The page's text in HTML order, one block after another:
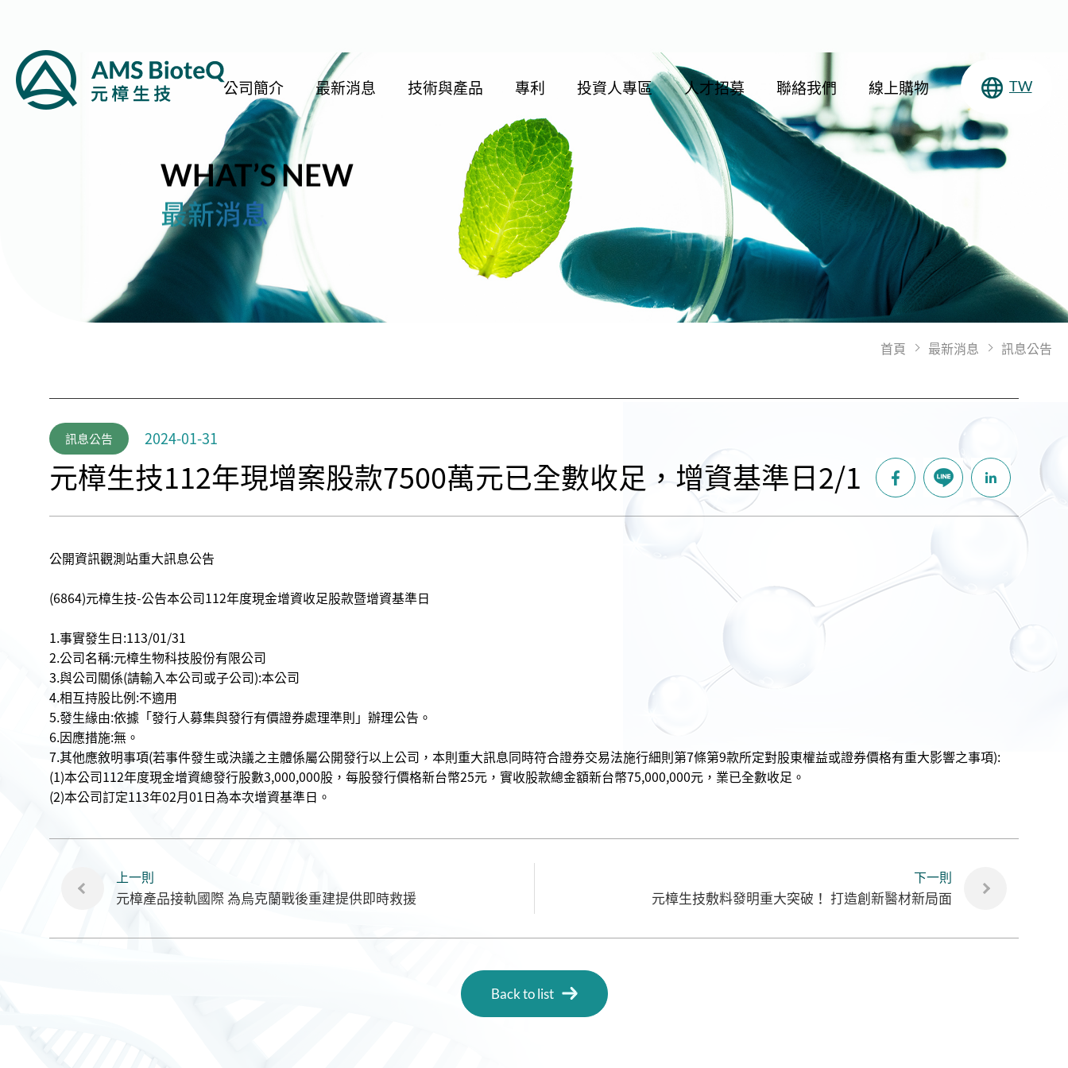
公司簡介 最新消息 技術與產品 專利 投資人專區 人才招募 聯絡我們 線上購物 TW
WHAT’S NEW
最新消息
首頁 最新消息 訊息公告
訊息公告 2024-01-31
元樟生技112年現增案股款7500萬元已全數收足，增資基準日2/1
公開資訊觀測站重大訊息公告
(6864)元樟生技-公告本公司112年度現金增資收足股款暨增資基準日
1.事實發生日:113/01/31
2.公司名稱:元樟生物科技股份有限公司
3.與公司關係(請輸入本公司或子公司):本公司
4.相互持股比例:不適用
5.發生緣由:依據「發行人募集與發行有價證券處理準則」辦理公告。
6.因應措施:無。
7.其他應敘明事項(若事件發生或決議之主體係屬公開發行以上公司，本則重大訊息同時符合證券交易法施行細則第7條第9款所定對股東權益或證券價格有重大影響之事項):
(1)本公司112年度現金增資總發行股數3,000,000股，每股發行價格新台幣25元，實收股款總金額新台幣75,000,000元，業已全數收足。
(2)本公司訂定113年02月01日為本次增資基準日。
上一則
元樟產品接軌國際 為烏克蘭戰後重建提供即時救援
下一則
元樟生技敷料發明重大突破！ 打造創新醫材新局面
Back to list